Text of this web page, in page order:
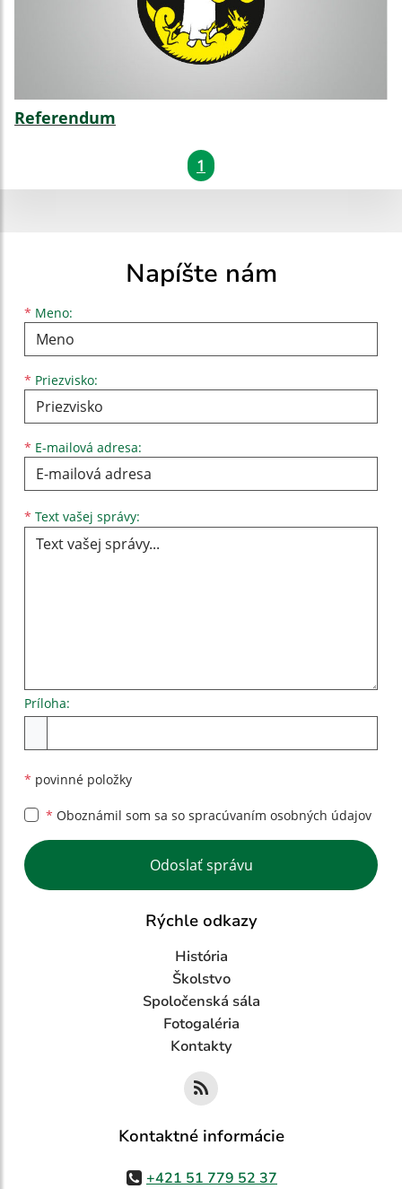
Referendum
1
Napíšte nám
* Meno:
Meno
* Priezvisko:
Priezvisko
* E-mailová adresa:
E-mailová adresa
* Text vašej správy:
Príloha:
* povinné položky
* Oboznámil som sa so spracúvaním osobných údajov
Google reCaptcha Response
Odoslať správu
Rýchle odkazy
História
Školstvo
Spoločenská sála
Fotogaléria
Kontakty
Kontaktné informácie
+421 51 779 52 37